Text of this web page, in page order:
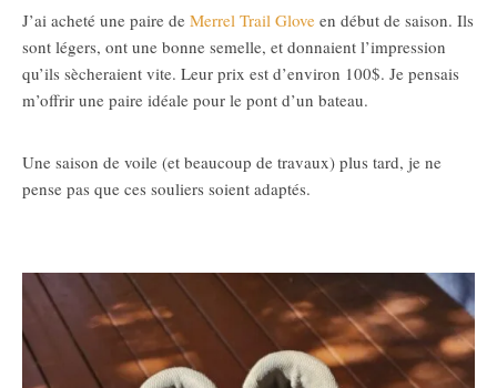
J’ai acheté une paire de Merrel Trail Glove en début de saison. Ils
sont légers, ont une bonne semelle, et donnaient l’impression
qu’ils sècheraient vite. Leur prix est d’environ 100$. Je pensais
m’offrir une paire idéale pour le pont d’un bateau.
Une saison de voile (et beaucoup de travaux) plus tard, je ne
pense pas que ces souliers soient adaptés.